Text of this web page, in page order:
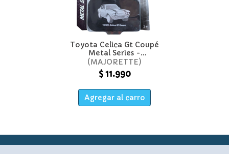
Toyota Celica Gt Coupé
Metal Series -
Majorette
MAJORETTE
$ 11.990
Agregar al carro